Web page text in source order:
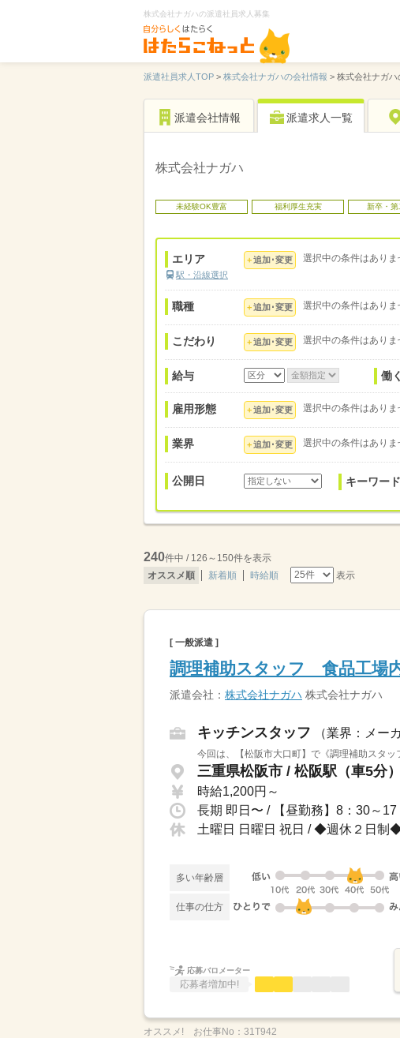
株式会社ナガハの派遣社員求人募集
派遣社員求人TOP > 株式会社ナガハの会社情報 > 株式会社ナガ
派遣会社情報 派遣求人一覧
株式会社ナガハ
未経験OK豊富 福利厚生充実 新卒・第
エリア
駅・沿線選択
追加･変更 選択中の条件はありま
職種 追加･変更 選択中の条件はありま
こだわり 追加･変更 選択中の条件はありま
給与 働
雇用形態 追加･変更 選択中の条件はありま
業界 追加･変更 選択中の条件はありま
公開日 キーワード
240件中 / 126～150件を表示
オススメ順
新着順 時給順 表示
[ 一般派遣 ]
調理補助スタッフ 食品工場
派遣会社： 株式会社ナガハ 株式会社ナガハ
キッチンスタッフ （業界：メー
今回は、【松阪市大口町】で《調理補助スタ
三重県松阪市 / 松阪駅（車5分）
時給1,200円～
土曜日 日曜日 祝日 / ◆週休２日制
多い年齢層
仕事の仕方
応募バロメーター
応募者増加中!
オススメ! お仕事No： 31T942